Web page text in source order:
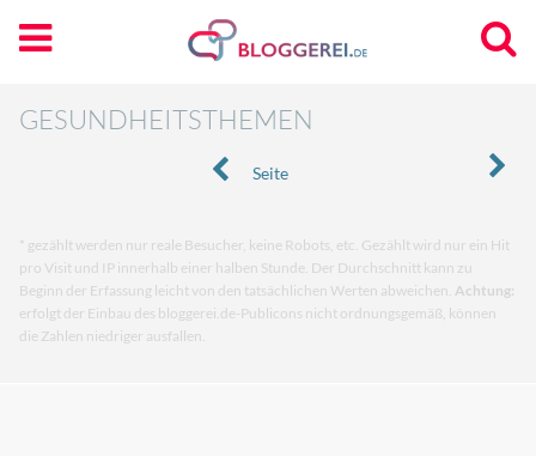
GESUNDHEITSTHEMEN
Seite
* gezählt werden nur reale Besucher, keine Robots, etc. Gezählt wird nur ein Hit
pro Visit und IP innerhalb einer halben Stunde. Der Durchschnitt kann zu
Beginn der Erfassung leicht von den tatsächlichen Werten abweichen. Achtung:
erfolgt der Einbau des bloggerei.de-Publicons nicht ordnungsgemäß, können
die Zahlen niedriger ausfallen.